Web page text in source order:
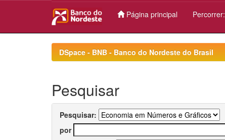
Página principal Percorrer:
DSpace - BNB - Banco do Nordeste do Brasil
Pesquisar
Pesquisar:
por